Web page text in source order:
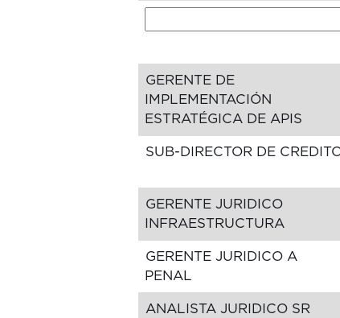
GERENTE DE
IMPLEMENTACIÓN
ESTRATÉGICA DE APIS
SUB-DIRECTOR DE
GERENTE JURIDICO
INFRAESTRUCTURA
GERENTE JURIDICO A
PENAL
ANALISTA JURIDICO SR